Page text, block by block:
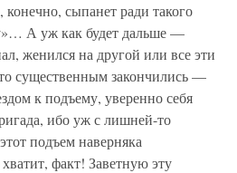
сыпанет ради такого
А уж как будет дальше —
женился на другой или все эти
существенным закончились —
к подъему, уверенно себя
ибо уж с лишней-то
подъем наверняка
факт! Заветную эту